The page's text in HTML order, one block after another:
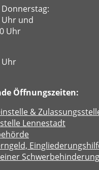
Uhr und
Uhr
Uhr
Öffnungszeiten:
&
Lennestadt
Schwerbehinderung